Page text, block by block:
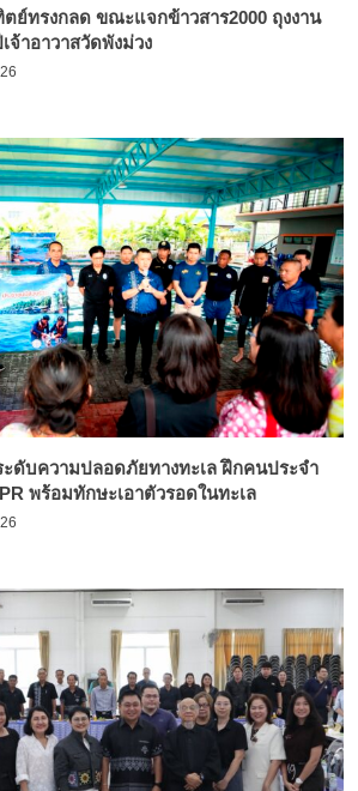
ย์ทรงกลด ขณะแจกข้าวสาร2000 ถุงงาน
าอาวาสวัดพังม่วง
ดับความปลอดภัยทางทะเล ฝึกคนประจำ
พร้อมทักษะเอาตัวรอดในทะเล